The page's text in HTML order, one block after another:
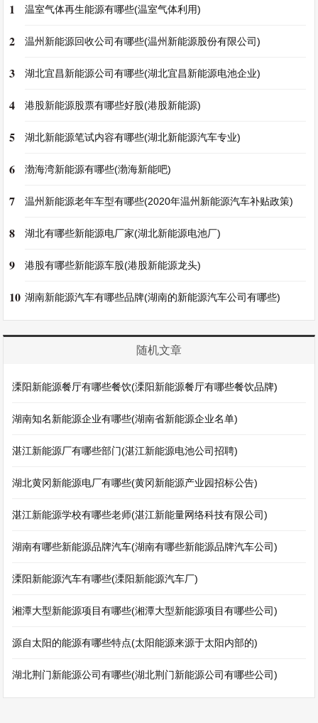
1 温室气体再生能源有哪些(温室气体利用)
2 温州新能源回收公司有哪些(温州新能源股份有限公司)
3 湖北宜昌新能源公司有哪些(湖北宜昌新能源电池企业)
4 港股新能源股票有哪些好股(港股新能源)
5 湖北新能源笔试内容有哪些(湖北新能源汽车专业)
6 渤海湾新能源有哪些(渤海新能吧)
7 温州新能源老年车型有哪些(2020年温州新能源汽车补贴政策)
8 湖北有哪些新能源电厂家(湖北新能源电池厂)
9 港股有哪些新能源车股(港股新能源龙头)
10 湖南新能源汽车有哪些品牌(湖南的新能源汽车公司有哪些)
随机文章
溧阳新能源餐厅有哪些餐饮(溧阳新能源餐厅有哪些餐饮品牌)
湖南知名新能源企业有哪些(湖南省新能源企业名单)
湛江新能源厂有哪些部门(湛江新能源电池公司招聘)
湖北黄冈新能源电厂有哪些(黄冈新能源产业园招标公告)
湛江新能源学校有哪些老师(湛江新能量网络科技有限公司)
湖南有哪些新能源品牌汽车(湖南有哪些新能源品牌汽车公司)
溧阳新能源汽车有哪些(溧阳新能源汽车厂)
湘潭大型新能源项目有哪些(湘潭大型新能源项目有哪些公司)
源自太阳的能源有哪些特点(太阳能源来源于太阳内部的)
湖北荆门新能源公司有哪些(湖北荆门新能源公司有哪些公司)